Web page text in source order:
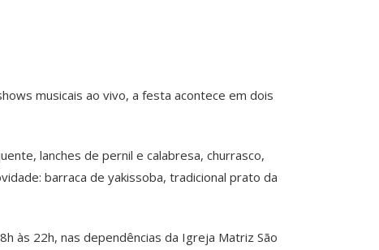
musicais ao vivo, a festa acontece em dois
lanches de pernil e calabresa, churrasco,
barraca de yakissoba, tradicional prato da
às 22h, nas dependências da Igreja Matriz São